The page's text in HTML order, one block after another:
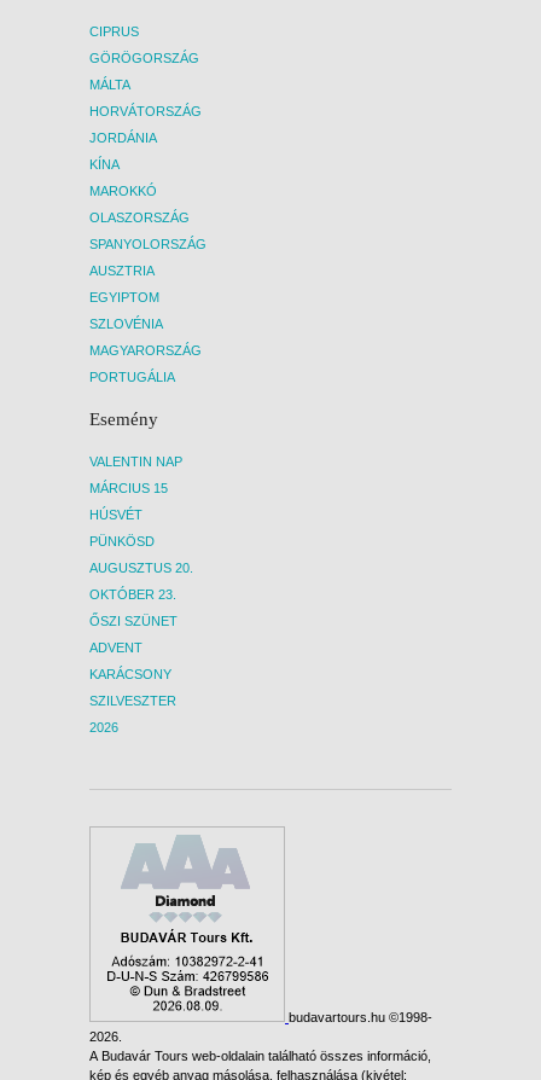
CIPRUS
GÖRÖGORSZÁG
MÁLTA
HORVÁTORSZÁG
JORDÁNIA
KÍNA
MAROKKÓ
OLASZORSZÁG
SPANYOLORSZÁG
AUSZTRIA
EGYIPTOM
SZLOVÉNIA
MAGYARORSZÁG
PORTUGÁLIA
Esemény
VALENTIN NAP
MÁRCIUS 15
HÚSVÉT
PÜNKÖSD
AUGUSZTUS 20.
OKTÓBER 23.
ŐSZI SZÜNET
ADVENT
KARÁCSONY
SZILVESZTER
2026
budavartours.hu ©1998-
2026.
A Budavár Tours web-oldalain található összes információ,
kép és egyéb anyag másolása, felhasználása (kivétel: